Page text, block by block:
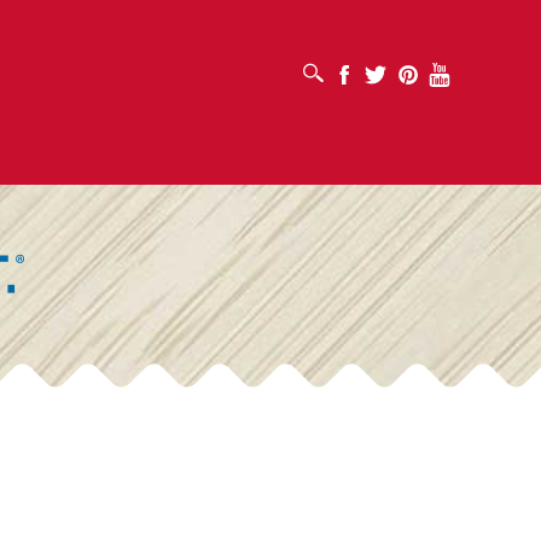
OUVRIR LA BOÎTE DE RECHERCHE
Facebook
Twitter PinterestYoutube